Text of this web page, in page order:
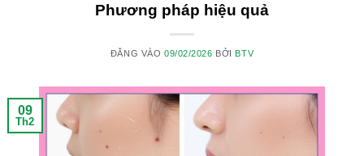
Phương pháp hiệu quả
ĐĂNG VÀO 09/02/2026 BỞI BTV
09
Th2